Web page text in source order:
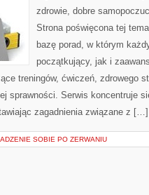
zdrowie, dobre
Strona poświęcona tej
bazę porad, w którym
początkujący, jak i
treningów, ćwiczeń, zdrowego
sprawności. Serwis koncentruje
zagadnienia związane z […]
SOBIE PO ZERWANIU